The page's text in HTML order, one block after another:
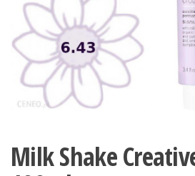
Milk Shake